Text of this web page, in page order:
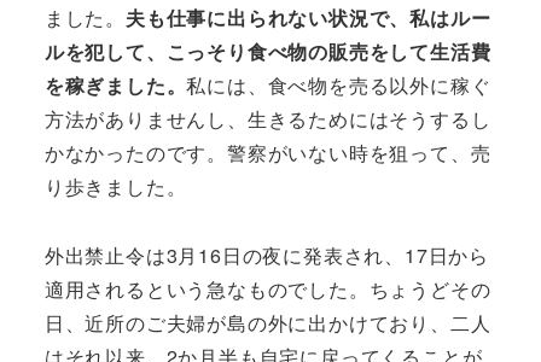
ました。 夫も仕事に出られない状況で、私はルー
ルを犯して、こっそり食べ物の販売をして生活費
を稼ぎました。私には、食べ物を売る以外に稼ぐ
方法がありませんし、生きるためにはそうするし
かなかったのです。警察がいない時を狙って、売
り歩きました。
外出禁止令は3月16日の夜に発表され、17日から
適用されるという急なものでした。ちょうどその
日、近所のご夫婦が島の外に出かけており、二人